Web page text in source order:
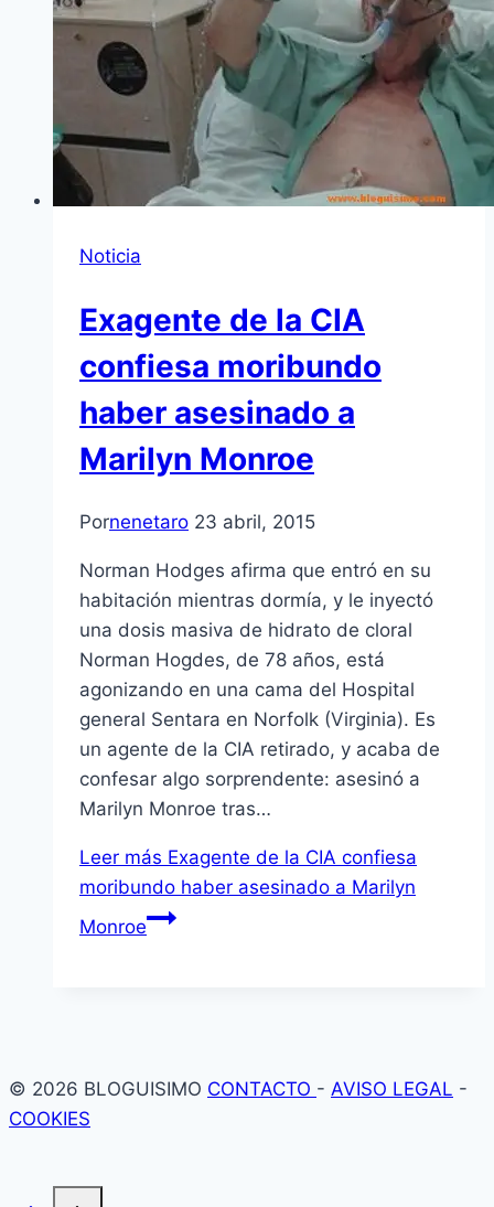
Noticia
Exagente de la CIA
confiesa moribundo
haber asesinado a
Marilyn Monroe
Pornenetaro 23 abril, 2015
Norman Hodges afirma que entró en su
habitación mientras dormía, y le inyectó
una dosis masiva de hidrato de cloral
Norman Hogdes, de 78 años, está
agonizando en una cama del Hospital
general Sentara en Norfolk (Virginia). Es
un agente de la CIA retirado, y acaba de
confesar algo sorprendente: asesinó a
Marilyn Monroe tras…
Leer más Exagente de la CIA confiesa
moribundo haber asesinado a Marilyn
Monroe
© 2026 BLOGUISIMO CONTACTO - AVISO LEGAL -
COOKIES